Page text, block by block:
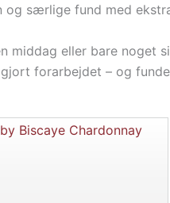
særlige fund med
middag eller bare noget
forarbejdet – og